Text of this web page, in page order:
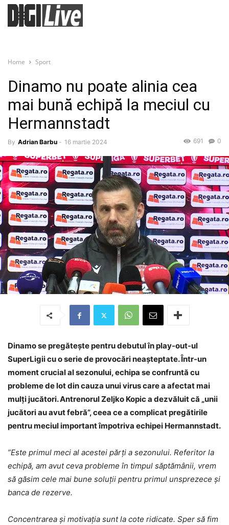
Home Sport
Dinamo nu poate alinia cea
mai bună echipă la meciul cu
Hermannstadt
By Adrian Barbu - 16 martie 2024 0
691
Dinamo se pregătește pentru debutul în play-out-ul
SuperLigii cu o serie de provocări neașteptate. Într-un
moment crucial al sezonului, echipa se confruntă cu
probleme de lot din cauza unui virus care a afectat mai
mulți jucători. Antrenorul Zeljko Kopic a dezvăluit că „unii
jucători au avut febră”, ceea ce a complicat pregătirile
pentru meciul important împotriva echipei Hermannstadt.
”Este primul meci al acestei părți a sezonului. Referitor la
echipă, am avut ceva probleme în timpul săptămânii, vrem
să găsim cele mai bune soluții pentru primul unsprezece şi
banca de rezerve.
Concentrarea şi motivația sunt la cote ridicate. Sper să fim